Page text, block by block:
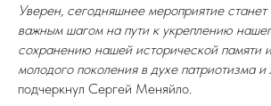
Уверен, сегодняшнее мероприятие
важным шагом на пути к укреплению
сохранению нашей исторической памяти
молодого поколения в духе патриотизма
подчеркнул Сергей Меняйло.